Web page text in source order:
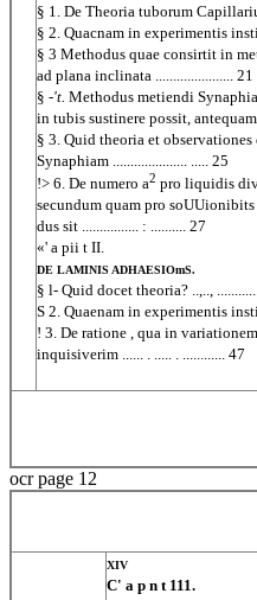
§ 1. De Theoria tuborum
§ 2. Quacnam in experimentis
§ 3 Methodus quae consirtit in
ad plana inclinata ...................... 21
§ -'t. Methodus metiendi
in tubis sustinere possit,
§ 3. Quid theoria et
Synaphiam ..................... ..... 25
!> 6. De numero a2 pro liquidis
secundum quam pro
dus sit ................ : .......... 27
«' a pii t II.
DE LAMINIS ADHAESIOmS.
§ l- Quid docet theoria? ..,..,
S 2. Quaenam in experimentis
! 3. De ratione , qua in
inquisiverim ...... . ..... . ............ 47
ocr page 12
XIV
C' a p n t 111.